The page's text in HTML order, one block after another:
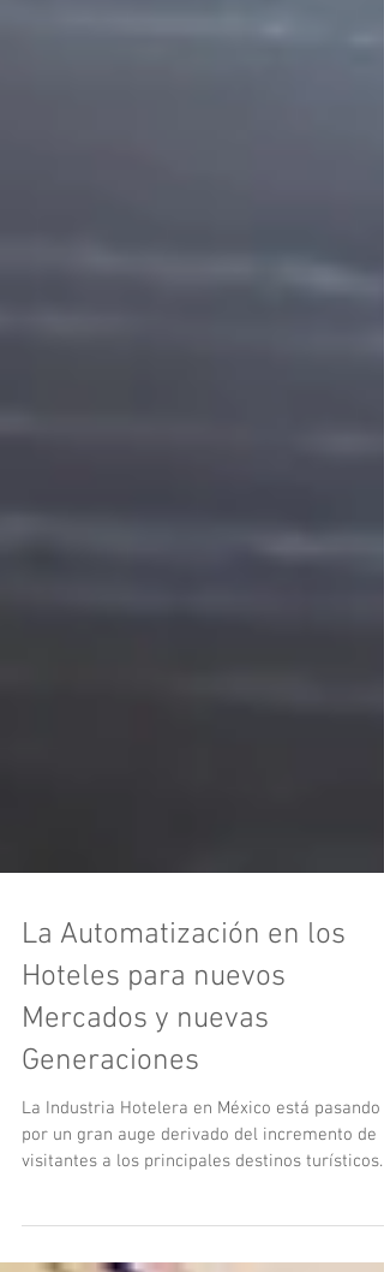
La Automatización en los
Hoteles para nuevos
Generaciones
La Industria Hotelera en México está pasando
visitantes a los principales destinos turísticos...